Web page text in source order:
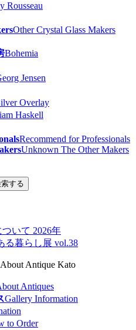
Rousseau
Other Crystal Glass Makers
Bohemia
Jensen
Overlay
Haskell
Recommend for Professionals
Unknown The Other Makers
する
いて 2026年
る暮らし展 vol.38
About Antique Kato
Antiques
Gallery Information
to Order